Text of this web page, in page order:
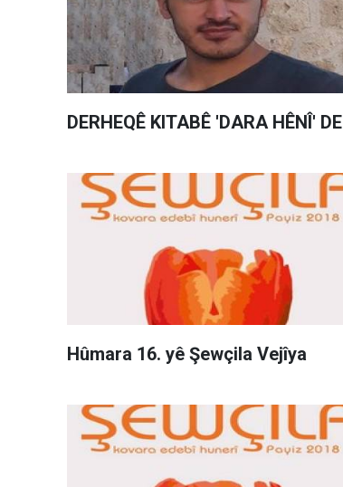
DERHEQÊ KITABÊ 'DARA HÊNÎ' DE
Hûmara 16. yê Şewçila Vejîya